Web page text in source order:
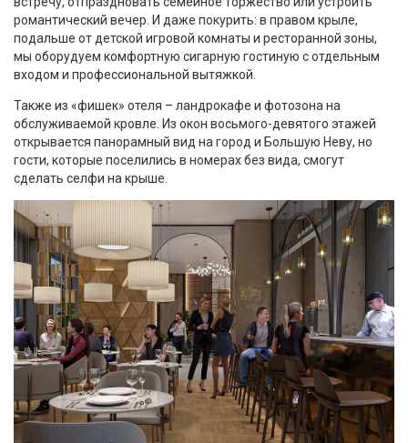
романтический вечер. И даже покурить: в правом крыле,
подальше от детской игровой комнаты и ресторанной зоны,
мы оборудуем комфортную сигарную гостиную с отдельным
входом и профессиональной вытяжкой.
Также из «фишек» отеля – ландрокафе и фотозона на
обслуживаемой кровле. Из окон восьмого-девятого этажей
открывается панорамный вид на город и Большую Неву, но
гости, которые поселились в номерах без вида, смогут
сделать селфи на крыше.